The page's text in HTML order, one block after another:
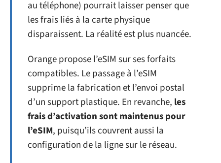
au téléphone) pourrait laisser penser que
les frais liés à la carte physique
disparaissent. La réalité est plus nuancée.
Orange propose l’eSIM sur ses forfaits
compatibles. Le passage à l’eSIM
supprime la fabrication et l’envoi postal
d’un support plastique. En revanche, les
frais d’activation sont maintenus pour
l’eSIM, puisqu’ils couvrent aussi la
configuration de la ligne sur le réseau.